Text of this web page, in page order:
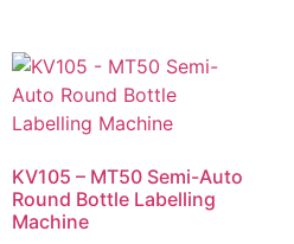
KV105 – MT50 Semi-Auto
Round Bottle Labelling
Machine